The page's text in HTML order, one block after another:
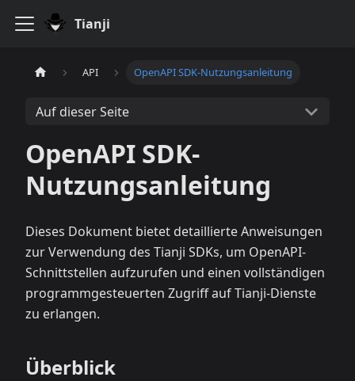
Tianji
API OpenAPI SDK-Nutzungsanleitung
Auf dieser Seite
OpenAPI SDK-
Nutzungsanleitung
Dieses Dokument bietet detaillierte Anweisungen
zur Verwendung des Tianji SDKs, um OpenAPI-
Schnittstellen aufzurufen und einen vollständigen
programmgesteuerten Zugriff auf Tianji-Dienste
zu erlangen.
Überblick